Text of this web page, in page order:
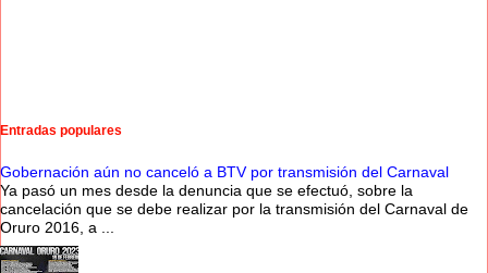
Entradas populares
Gobernación aún no canceló a BTV por transmisión del Carnaval
Ya pasó un mes desde la denuncia que se efectuó, sobre la
cancelación que se debe realizar por la transmisión del Carnaval de
Oruro 2016, a ...